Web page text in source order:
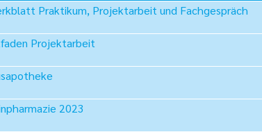
Praktikum, Projektarbeit und Fachgespräch
Projektarbeit
2023